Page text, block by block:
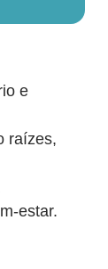
e
raízes,
estar.